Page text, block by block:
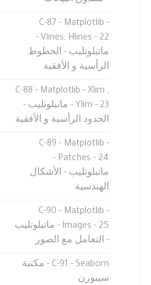
C-87 - Matplotlib -
Vlines, Hlines - 22 -
ماتبلوتليب - الخطوط
الرأسية و الأفقية
C-88 - Matplotlib - Xlim ,
Ylim - 23 - ماتبلوتليب -
الحدود الرأسية و الأفقية
C-89 - Matplotlib -
Patches - 24 -
ماتبلوتليب - الأشكال
الهندسية
C-90 - Matplotlib -
Images - 25 - ماتبلوتليب
- التعامل مع الصور
C-91 - Seaborn - مكتبة
سيبورن